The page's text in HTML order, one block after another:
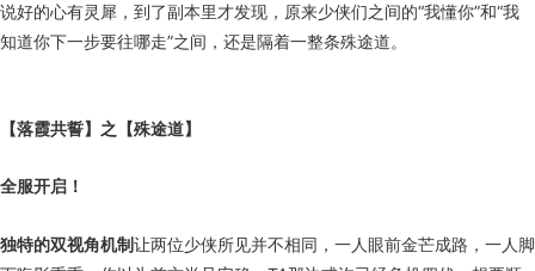
说好的心有灵犀，到了副本里才发现，原来少侠们之间的“我懂你”和“我
知道你下一步要往哪走”之间，还是隔着一整条殊途道。
【落霞共誓】 之【殊途道】
全服开启！
独特的双视角机制让两位少侠所见并不相同，一人眼前金芒成路，一人脚